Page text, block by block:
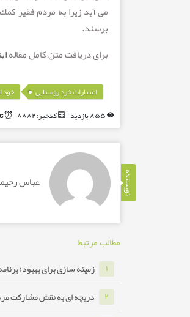
می آید زیرا به مردم فقير
برسند.
برای دریافت متن کامل مقاله
اعتبارات خرد روستایی خود
کدخبر: ۸۸۸۲
نویسنده عباس
مطالب مرتبط
۱ زمینه سازی برای بهبود؛
۲ دریچه ای به نقش مشارکت